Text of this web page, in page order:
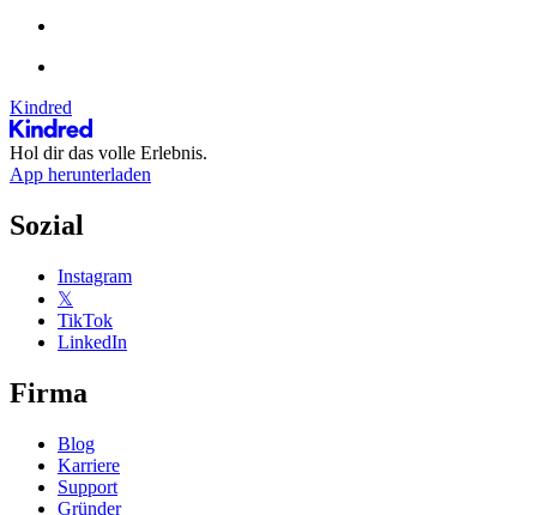
Kindred
Hol dir das volle Erlebnis.
App herunterladen
Sozial
Instagram
𝕏
TikTok
LinkedIn
Firma
Blog
Karriere
Support
Gründer